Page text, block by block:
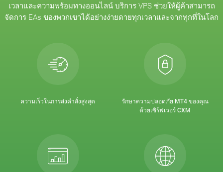
เวลาและความพร้อมทางออนไลน์ บริการ VPS ช่วยให้ผู้ค้าสามารถ
จัดการ EAs ของพวกเขาได้อย่างง่ายดายทุกเวลาและจากทุกที่ในโลก
ความเร็วในการส่งคำสั่งสูงสุด
รักษาความปลอดภัย MT4 ของคุณ
ด้วยเซิร์ฟเวอร์ CXM